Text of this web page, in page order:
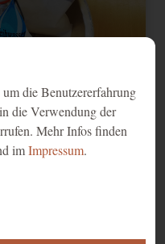
die Benutzererfahrung
die Verwendung der
Mehr Infos finden
imImpressum.